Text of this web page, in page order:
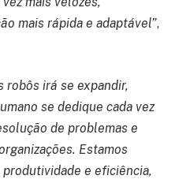
mais rápida e adaptável”,
robôs irá se expandir,
se dedique cada vez
de problemas e
Estamos
e eficiência,